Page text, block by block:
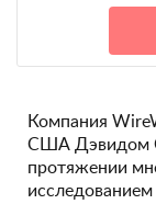
Компания
США Дэвидом
протяжении